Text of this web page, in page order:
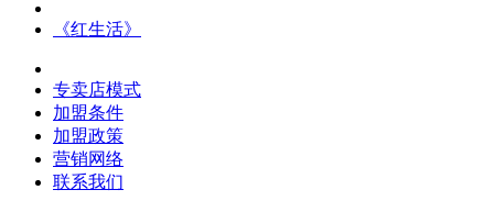
《红生活》
专卖店模式
加盟条件
加盟政策
营销网络
联系我们